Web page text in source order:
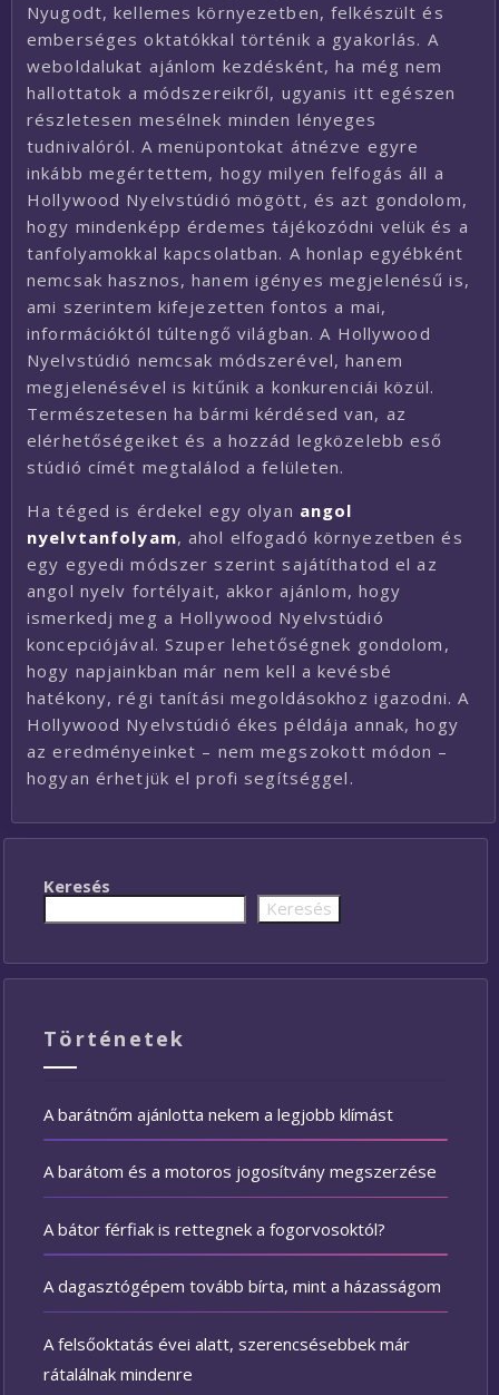
Nyugodt, kellemes környezetben, felkészült és
emberséges oktatókkal történik a gyakorlás. A
weboldalukat ajánlom kezdésként, ha még nem
hallottatok a módszereikről, ugyanis itt egészen
részletesen mesélnek minden lényeges
tudnivalóról. A menüpontokat átnézve egyre
inkább megértettem, hogy milyen felfogás áll a
Hollywood Nyelvstúdió mögött, és azt gondolom,
hogy mindenképp érdemes tájékozódni velük és a
tanfolyamokkal kapcsolatban. A honlap egyébként
nemcsak hasznos, hanem igényes megjelenésű is,
ami szerintem kifejezetten fontos a mai,
információktól túltengő világban. A Hollywood
Nyelvstúdió nemcsak módszerével, hanem
megjelenésével is kitűnik a konkurenciái közül.
Természetesen ha bármi kérdésed van, az
elérhetőségeiket és a hozzád legközelebb eső
stúdió címét megtalálod a felületen.
Ha téged is érdekel egy olyan angol
nyelvtanfolyam, ahol elfogadó környezetben és
egy egyedi módszer szerint sajátíthatod el az
angol nyelv fortélyait, akkor ajánlom, hogy
ismerkedj meg a Hollywood Nyelvstúdió
koncepciójával. Szuper lehetőségnek gondolom,
hogy napjainkban már nem kell a kevésbé
hatékony, régi tanítási megoldásokhoz igazodni. A
Hollywood Nyelvstúdió ékes példája annak, hogy
az eredményeinket – nem megszokott módon –
hogyan érhetjük el profi segítséggel.
Keresés
Keresés
Történetek
A barátnőm ajánlotta nekem a legjobb klímást
A barátom és a motoros jogosítvány megszerzése
A bátor férfiak is rettegnek a fogorvosoktól?
A dagasztógépem tovább bírta, mint a házasságom
A felsőoktatás évei alatt, szerencsésebbek már
rátalálnak mindenre